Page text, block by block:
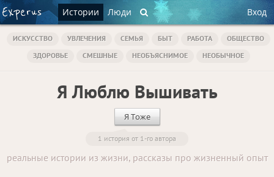
Истории Люди Вход
ИСКУССТВО УВЛЕЧЕНИЯ СЕМЬЯ БЫТ РАБОТА
ОБЩЕСТВО
ЗДОРОВЬЕ
СМЕШНЫЕ НЕОБЪЯСНИМОЕ НЕОБЫЧНОЕ
Я Люблю Вышивать
Я Тоже
1 история от 1-го автора
реальные истории из жизни, рассказы про жизненный опыт